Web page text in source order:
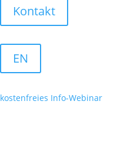
Kontakt
EN
kostenfreies Info-Webinar